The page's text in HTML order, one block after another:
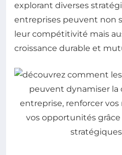
explorant diverses
entreprises peuvent non
leur compétitivité mais
croissance durable et